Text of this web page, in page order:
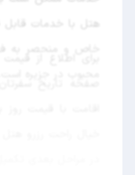
هتل با خدمات قابل
خاص و منحصر به